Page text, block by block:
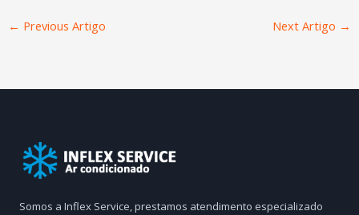
← Previous Artigo Next Artigo →
Somos a Inflex Service, prestamos atendimento especializado